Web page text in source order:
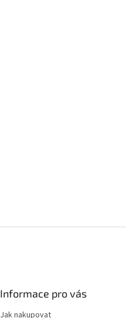
Informace pro vás
Jak nakupovat